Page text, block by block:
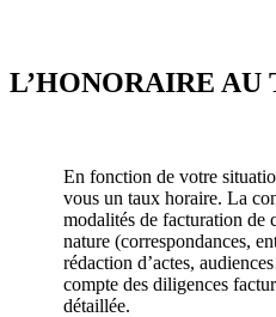
L’HONORAIRE AU
En fonction de votre
vous un taux horaire. La
modalités de facturation de
nature (correspondances,
rédaction d’actes,
compte des diligences
détaillée.